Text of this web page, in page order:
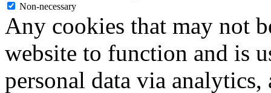
Non-necessary
Any cookies that may not
website to function and is
personal data via analytics,